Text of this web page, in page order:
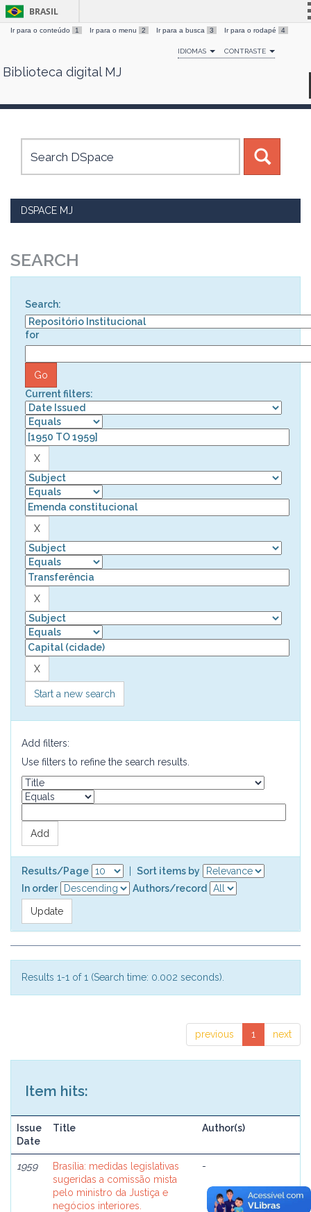
Skip
BRASIL
Simplifique!
Comunica BR
Canais
Ir para o conteúdo 1 Ir para o menu 2 Ir para a busca 3 Ir para o rodapé 4
IDIOMAS CONTRASTE
Biblioteca digital MJ
DSPACE MJ
SEARCH
Search:
for
Current filters:
Start a new search
Add filters:
Use filters to refine the search results.
Results/Page
Sort items by
In order
Authors/record
Results 1-1 of 1 (Search time: 0.002 seconds).
previous 1 next
Item hits:
Issue
Date
Title Author(s)
1959
Brasília: medidas legislativas
sugeridas a comissão mista
pelo ministro da Justiça e
negócios interiores.
-